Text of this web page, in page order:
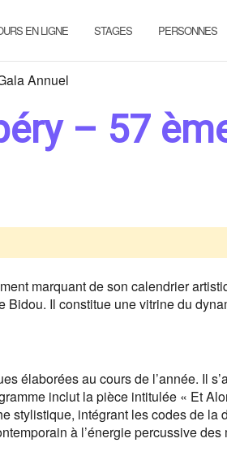
EN LIGNE STAGES PERSONNES
Annuel
– 57
marquant de son calendrier
Il constitue une vitrine du
élaborées au cours de l’année. Il
inclut la pièce intitulée « Et
stylistique, intégrant les codes de
à l’énergie percussive